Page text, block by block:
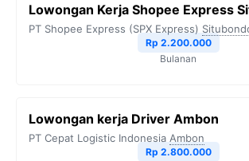
Lowongan Kerja Shopee Express
PT Shopee Express (SPX Express)
Rp 2.200.000
Bulanan
Lowongan kerja Driver Ambon
PT Cepat Logistic Indonesia Ambon
Rp 2.800.000